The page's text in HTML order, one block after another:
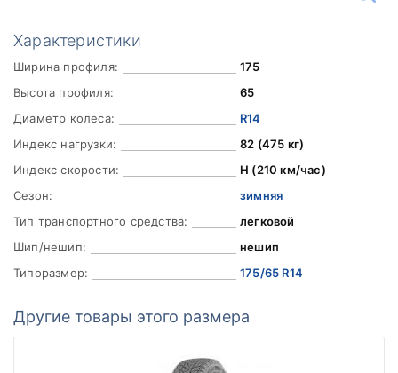
Характеристики
Ширина профиля:
175
Высота профиля:
65
Диаметр колеса:
R14
Индекс нагрузки:
82 (475 кг)
Индекс скорости:
H (210 км/час)
Сезон:
зимняя
Тип транспортного средства:
легковой
Шип/нешип:
нешип
Типоразмер:
175/65 R14
Другие товары этого размера